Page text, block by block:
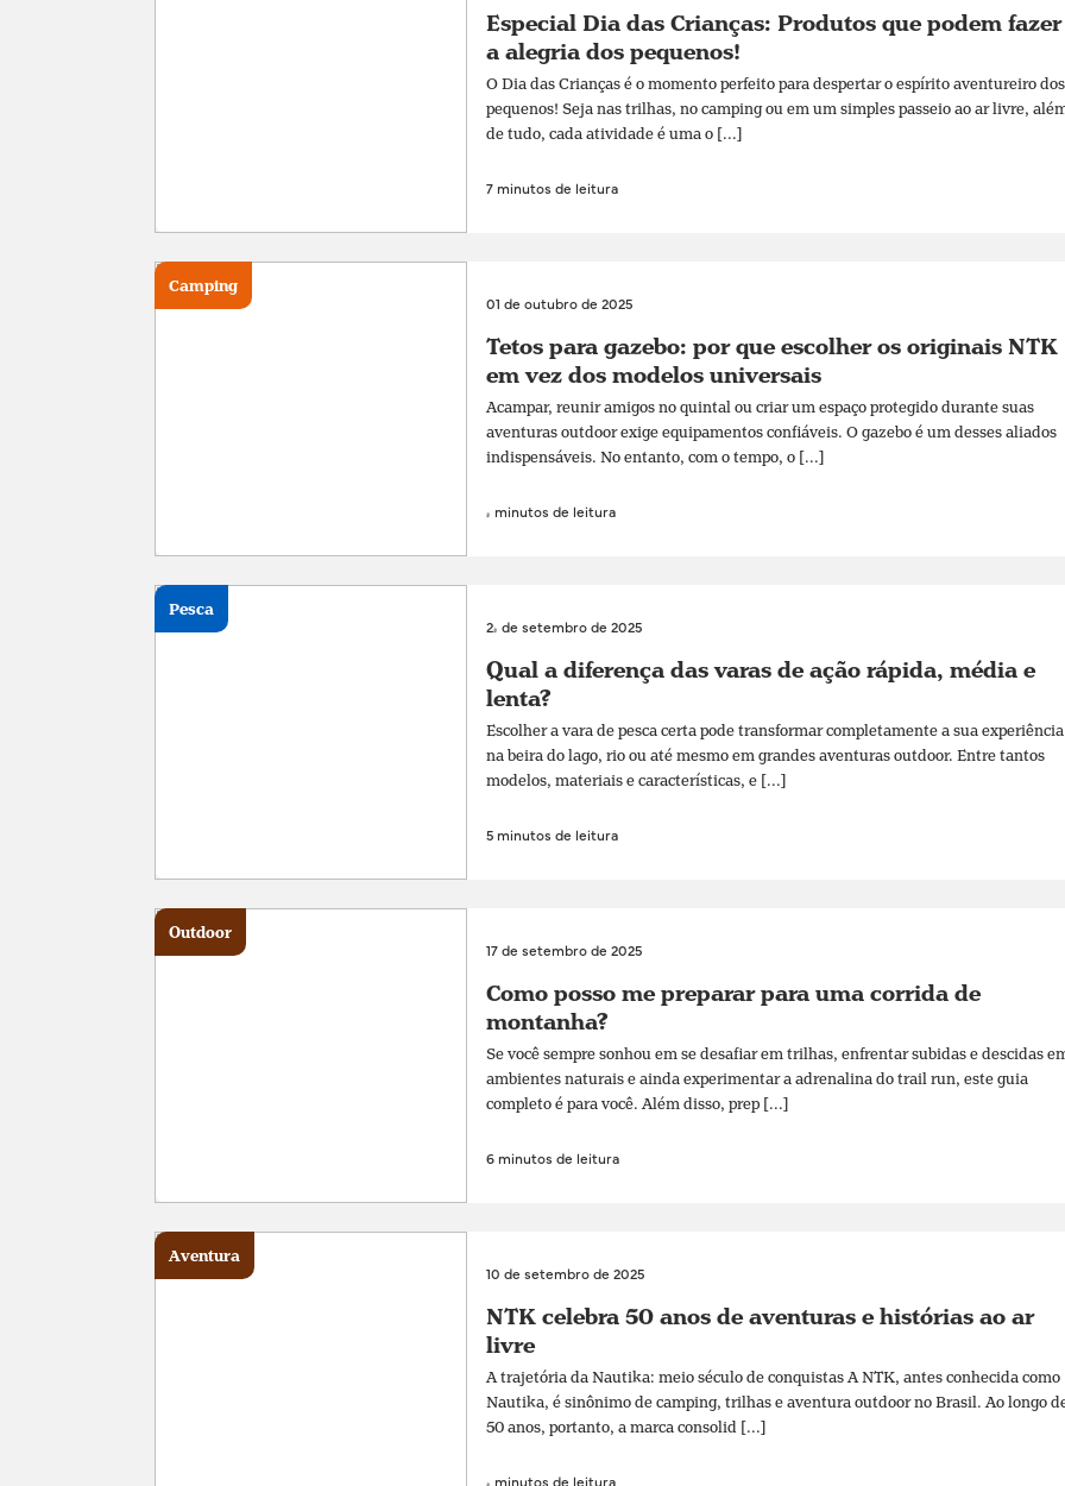
Especial Dia das Crianças: Produtos que podem fazer
a alegria dos pequenos!
O Dia das Crianças é o momento perfeito para despertar o espírito aventureiro dos
pequenos! Seja nas trilhas, no camping ou em um simples passeio ao ar livre,
de tudo, cada atividade é uma o [...]
7 minutos de leitura
01 de outubro de 2025
Tetos para gazebo: por que escolher os originais NTK
em vez dos modelos universais
Acampar, reunir amigos no quintal ou criar um espaço protegido durante suas
aventuras outdoor exige equipamentos confiáveis. O gazebo é um desses aliados
indispensáveis. No entanto, com o tempo, o [...]
4 minutos de leitura
Camping
24 de setembro de 2025
Qual a diferença das varas de ação rápida, média e
lenta?
Escolher a vara de pesca certa pode transformar completamente a sua experiência
na beira do lago, rio ou até mesmo em grandes aventuras outdoor. Entre tantos
modelos, materiais e características, e [...]
5 minutos de leitura
Pesca
17 de setembro de 2025
Como posso me preparar para uma corrida de
montanha?
Se você sempre sonhou em se desafiar em trilhas, enfrentar subidas e descidas
ambientes naturais e ainda experimentar a adrenalina do trail run, este guia
completo é para você. Além disso, prep [...]
6 minutos de leitura
Outdoor
10 de setembro de 2025
NTK celebra 50 anos de aventuras e histórias ao ar
livre
A trajetória da Nautika: meio século de conquistas A NTK, antes conhecida como
Nautika, é sinônimo de camping, trilhas e aventura outdoor no Brasil. Ao longo
50 anos, portanto, a marca consolid [...]
4 minutos de leitura
Aventura